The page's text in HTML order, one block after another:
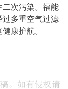
二次污染。福能
过多重空气过滤
康护航。